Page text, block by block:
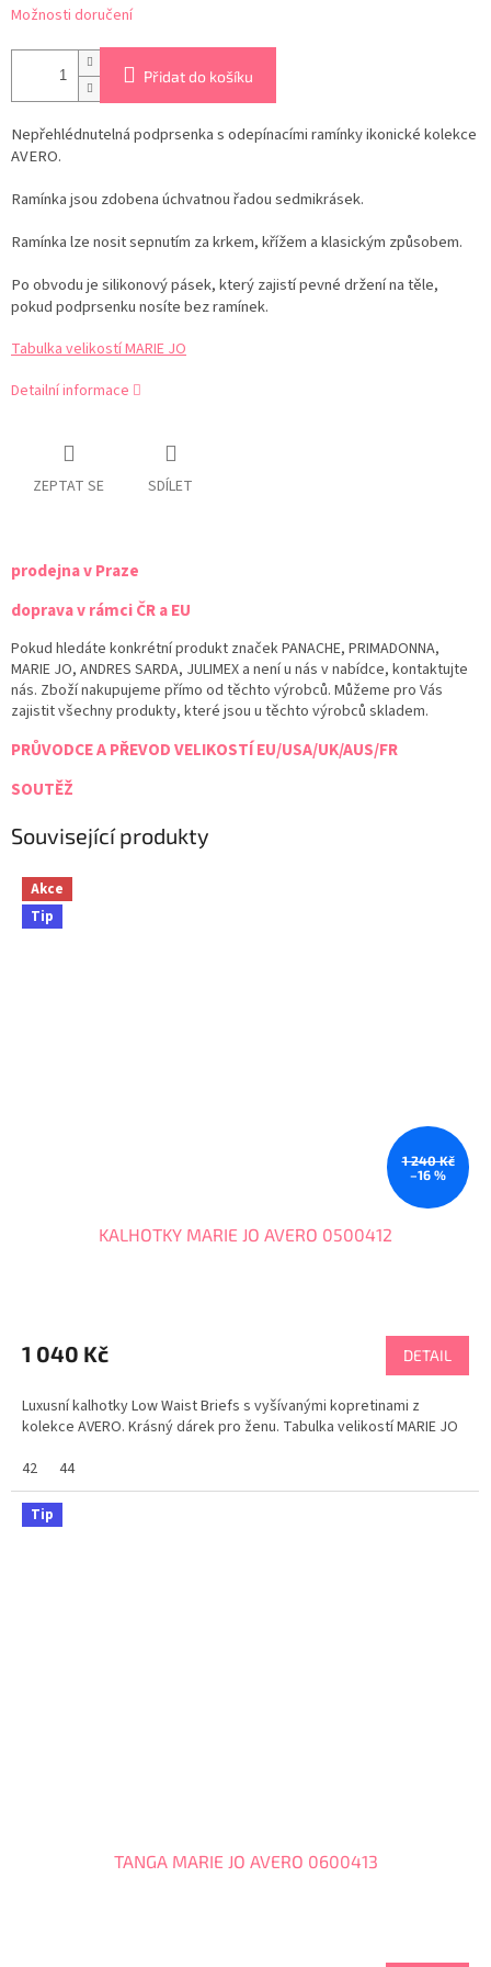
Možnosti doručení
Přidat do košíku
Nepřehlédnutelná podprsenka s odepínacími ramínky ikonické kolekce
AVERO.
Ramínka jsou zdobena úchvatnou řadou sedmikrásek.
Ramínka lze nosit sepnutím za krkem, křížem a klasickým způsobem.
Po obvodu je silikonový pásek, který zajistí pevné držení na těle,
pokud podprsenku nosíte bez ramínek.
Tabulka velikostí MARIE JO
Detailní informace
ZEPTAT SE SDÍLET
prodejna v Praze
doprava v rámci ČR a EU
Pokud hledáte konkrétní produkt značek PANACHE, PRIMADONNA,
MARIE JO, ANDRES SARDA, JULIMEX a není u nás v nabídce, kontaktujte
nás. Zboží nakupujeme přímo od těchto výrobců. Můžeme pro Vás
zajistit všechny produkty, které jsou u těchto výrobců skladem.
PRŮVODCE A PŘEVOD VELIKOSTÍ EU/USA/UK/AUS/FR
SOUTĚŽ
Související produkty
Akce
Tip
1 240 Kč
–16 %
KALHOTKY MARIE JO AVERO 0500412
1 040 Kč DETAIL
Luxusní kalhotky Low Waist Briefs s vyšívanými kopretinami z
kolekce AVERO. Krásný dárek pro ženu. Tabulka velikostí MARIE JO
42
44
Tip
TANGA MARIE JO AVERO 0600413